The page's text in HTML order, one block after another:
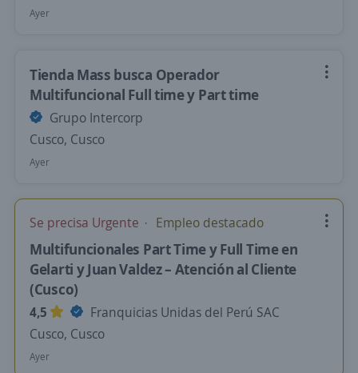
Ayer
Tienda Mass busca Operador
Multifuncional Full time y Part time
Grupo Intercorp
Cusco, Cusco
Ayer
Se precisa Urgente Empleo destacado
Multifuncionales Part Time y Full Time en
Gelarti y Juan Valdez – Atención al Cliente
(Cusco)
4,5
Franquicias Unidas del Perú SAC
Cusco, Cusco
Ayer